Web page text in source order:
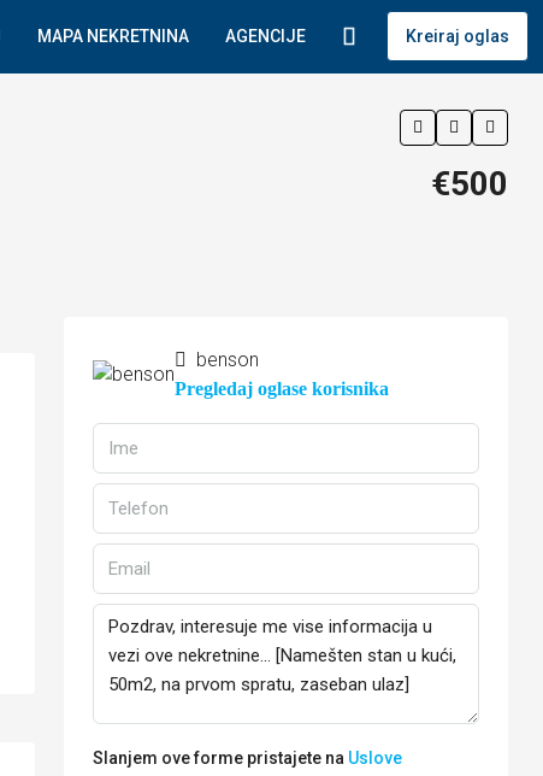
MAPA NEKRETNINA AGENCIJE Kreiraj oglas
€500
benson
Pregledaj oglase korisnika
Slanjem ove forme pristajete na Uslove